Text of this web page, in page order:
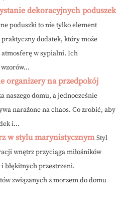
dekoracyjnych poduszek
poduszki to nie tylko element
dodatek, który może
w sypialni. Ich
organizery na przedpokój
naszego domu, a jednocześnie
narażone na chaos. Co zrobić, aby
i...
w stylu marynistycznym Styl
wnętrz przyciąga miłośników
błękitnych przestrzeni.
związanych z morzem do domu